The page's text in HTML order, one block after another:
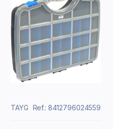
TAYG Ref.: 8412796024559